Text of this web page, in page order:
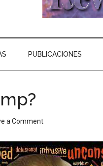
PUBLICACIONES
a Comment